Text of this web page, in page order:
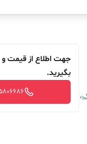
،
جهت اطلاع از قیمت
بگیرید.